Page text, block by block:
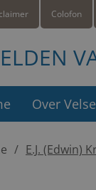
Colofon
Over
E.J. (Edwin)